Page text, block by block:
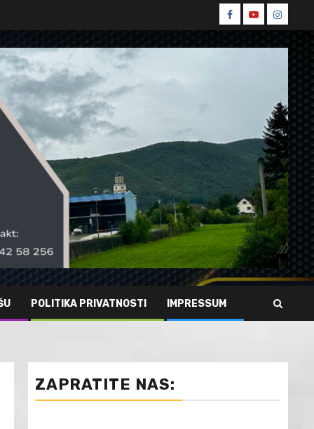
Spin
Facebook
Spin
Youtube
Spin
POLITIKA PRIVATNOSTI IMPRESSUM
ZAPRATITE NAS: